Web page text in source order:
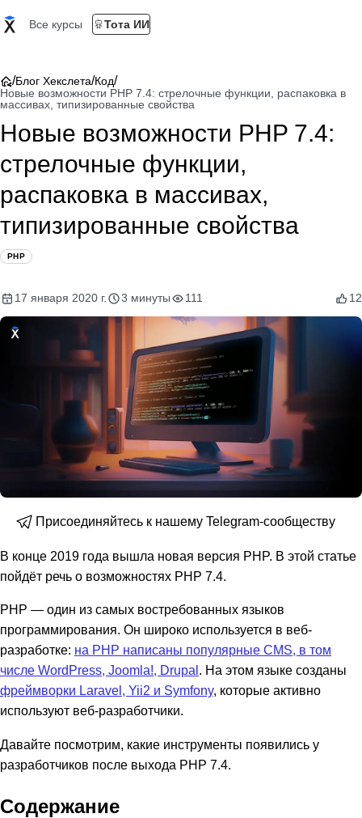
Все курсы Тота ИИ
/Блог Хекслета/Код/
Новые возможности PHP 7.4: стрелочные функции, распаковка в
массивах, типизированные свойства
Новые возможности PHP 7.4:
стрелочные функции,
распаковка в массивах,
типизированные свойства
PHP
17 января 2020 г. 3 минуты 111 12
Присоединяйтесь к нашему Telegram-сообществу
В конце 2019 года вышла новая версия PHP. В этой статье
пойдёт речь о возможностях PHP 7.4.
PHP — один из самых востребованных языков
программирования. Он широко используется в веб-
разработке: на PHP написаны популярные CMS, в том
числе WordPress, Joomla!, Drupal. На этом языке созданы
фреймворки Laravel, Yii2 и Symfony, которые активно
используют веб-разработчики.
Давайте посмотрим, какие инструменты появились у
разработчиков после выхода PHP 7.4.
Содержание